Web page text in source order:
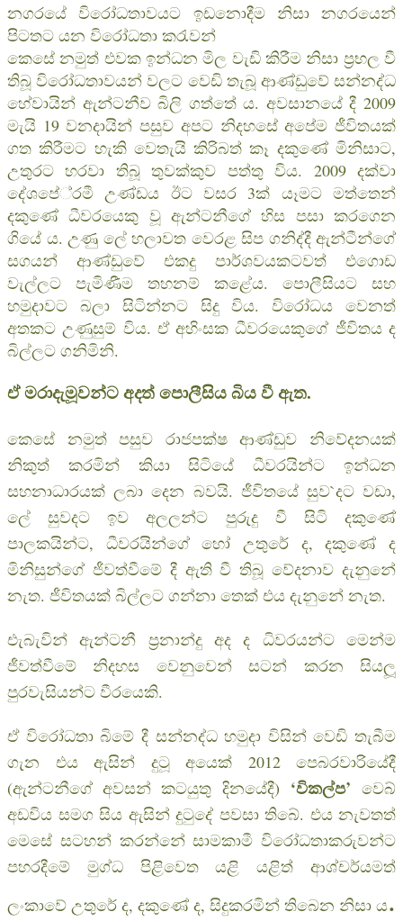
නගරයේ විරෝධතාවයට ඉඩනොදීම නිසා නගරයෙන්
පිටතට යන විරෝධතා කරැවන්
කෙසේ නමුත් එවක ඉන්ධන මිල වැඩි කිරීම නිසා ප‍්‍රභල වී
තිබූ විරෝධතාවයන් වලට වෙඩි තැබූ ආණ්ඩුවේ සන්නද්ධ
හේවායින් ඇන්ටනීව බිලි ගත්තේ ය. අවසානයේ දී 2009
මැයි 19 වනදායින් පසුව අපට නිදහසේ අපේම ජීවිතයක්
ගත කිරීමට හැකි වෙතැයි කිරිබත් කෑ දකුණේ මිනිසාට,
උතුරට හරවා තිබූ තුවක්කුව පත්තු විය. 2009 දක්වා
දේශපේ‍්‍රමී උණ්ඩය ඊට වසර 3ක් යෑමට මත්තෙන්
දකුණේ ධීවරයෙකු වූ ඇන්ටනීගේ හිස පසා කරගෙන
ගියේ ය. උණු ලේ හලාවත වෙරළ සිප ගනිද්දී ඇන්ටීන්ගේ
සගයන් ආණ්ඩුවේ එකදු පාර්ශවයකටවත් එගොඩ
වැල්ලට පැමිණීම තහනම් කළේය. පොලීසියට සහ
හමුදාවට බලා සිටින්නට සිදු විය. විරෝධය වෙනත්
අතකට උණුසුම් විය. ඒ අහිංසක ධීවරයෙකුගේ ජීවිතය ද
බිල්ලට ගනිමිනි.
ඒ මරාදැමූවන්ට අදත් පොලීසිය බිය වී ඇත.
කෙසේ නමුත් පසුව රාජපක්ෂ ආණ්ඩුව නිවේදනයක්
නිකුත් කරමින් කියා සිටියේ ධීවරයින්ට ඉන්ධන
සහනාධාරයක් ලබා දෙන බවයි. ජීවිතයේ සුව`දට වඩා,
ලේ සුවදට ඉව අලලන්ට පුරුදු වී සිටි දකුණේ
පාලකයින්ට, ධීවරයින්ගේ හෝ උතුරේ ද, දකුණේ ද
මිනිසුන්ගේ ජීවත්වීමේ දී ඇති වී තිබූ වේදනාව දැනුනේ
නැත. ජීවිතයක් බිල්ලට ගන්නා තෙක් එය දැනුනේ නැත.
එැබැවින් ඇන්ටනී ප‍්‍රනාන්දු අද ද ධිවරයන්ට මෙන්ම
ජීවත්වීමේ නිදහස වෙනුවෙන් සටන් කරන සියලූ
පුරවැසියන්ට වීරයෙකි.
ඒ විරෝධතා බිමේ දී සන්නද්ධ හමුදා විසින් වෙඩි තැබීම
ගැන එය ඇසින් දුටූ අයෙක් 2012 පෙබරවාරියේදී
(ඇන්ටනීගේ අවසන් කටයුතු දිනයේදී) ‘විකල්ප’ වෙබ්
අඩවිය සමග සිය ඇසින් දුටුදේ පවසා තිබේ. එය නැවතත්
මෙසේ සටහන් කරන්නේ සාමකාමී විරෝධතාකරුවන්ට
පහරදීමේ මුග්ධ පිළිවෙත යළි යළිත් ආශ්චර්යමත්
ලංකාවේ උතුරේ ද, දකුණේ ද, සිදුකරමින් තිබෙන නිසා ය.